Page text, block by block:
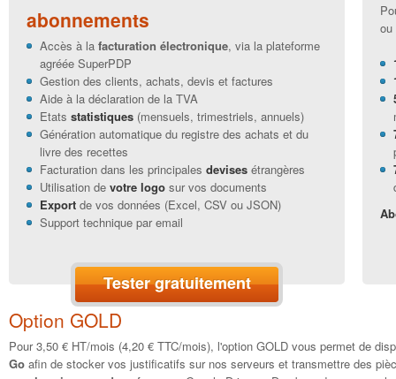
abonnements
Accès à la facturation électronique, via la plateforme
agréée SuperPDP
Gestion des clients, achats, devis et factures
Aide à la déclaration de la TVA
Etats statistiques (mensuels, trimestriels, annuels)
Génération automatique du registre des achats et du
livre des recettes
Facturation dans les principales devises étrangères
Utilisation de votre logo sur vos documents
Export de vos données (Excel, CSV ou JSON)
Support technique par email
Tester gratuitement
ou
Option GOLD
Pour 3,50 € HT/mois (4,20 € TTC/mois), l'option GOLD vous permet de
Go afin de stocker vos justificatifs sur nos serveurs et transmettre des